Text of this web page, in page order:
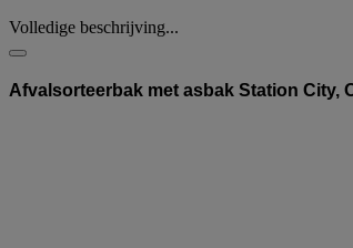
Volledige beschrijving...
Afvalsorteerbak met asbak Station City,